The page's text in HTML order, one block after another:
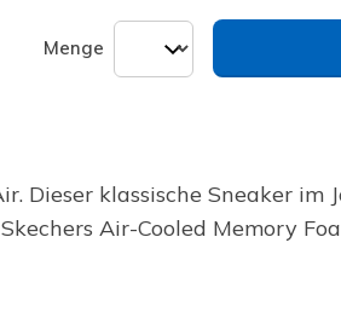
Menge
Dieser klassische Sneaker im
Air-Cooled Memory